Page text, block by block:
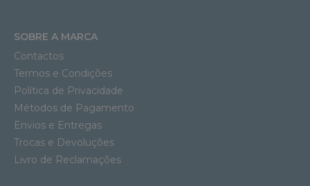
SOBRE A MARCA
Contactos
Termos e Condições
Política de Privacidade
Métodos de Pagamento
Envios e Entregas
Trocas e Devoluções
Livro de Reclamações